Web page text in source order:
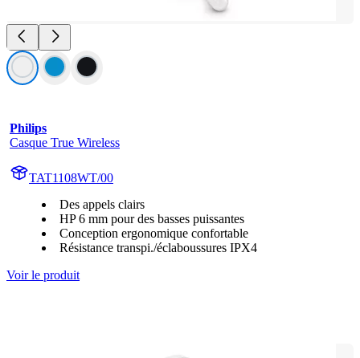
Philips
Casque True Wireless
TAT1108WT/00
Des appels clairs
HP 6 mm pour des basses puissantes
Conception ergonomique confortable
Résistance transpi./éclaboussures IPX4
Voir le produit